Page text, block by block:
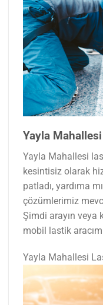
Yayla
Yayla Mahallesi
kesintisiz olarak
patladı, yardıma
çözümlerimiz
Şimdi arayın veya
mobil lastik
Yayla Mahallesi